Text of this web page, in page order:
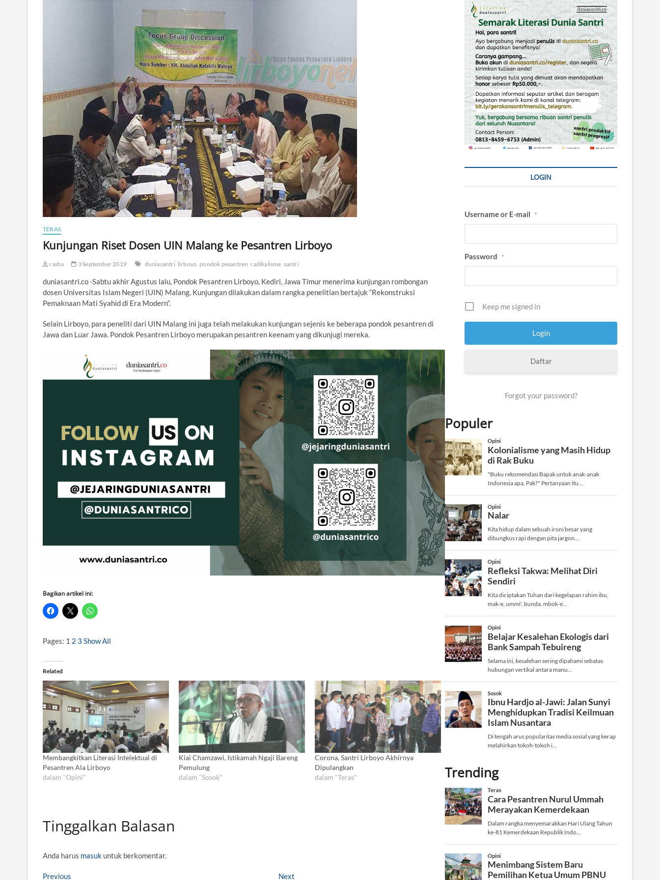
TERAS
Kunjungan Riset Dosen UIN Malang ke Pesantren Lirboyo
rasha 3 September 2019 duniasantri lirboyo pondok pesantren radikalisme santri
duniasantri.co -Sabtu akhir Agustus lalu, Pondok Pesantren Lirboyo, Kediri, Jawa Timur menerima kunjungan rombongan
dosen Universitas Islam Negeri (UIN) Malang. Kunjungan dilakukan dalam rangka penelitian bertajuk “Rekonstruksi
Pemaknaan Mati Syahid di Era Modern”.
Selain Lirboyo, para peneliti dari UIN Malang ini juga telah melakukan kunjungan sejenis ke beberapa pondok pesantren di
Jawa dan Luar Jawa. Pondok Pesantren Lirboyo merupakan pesantren keenam yang dikunjugi mereka.
Bagikan artikel ini:
Pages: 1 2 3 Show All
Related
Membangkitkan Literasi Intelektual di
Pesantren Ala Lirboyo
dalam "Opini"
Kiai Chamzawi, Istikamah Ngaji Bareng
Pemulung
dalam "Sosok"
Corona, Santri Lirboyo Akhirnya
Dipulangkan
dalam "Teras"
Tinggalkan Balasan
Anda harus masuk untuk berkomentar.
Previous Next
LOGIN
Username or E-mail *
Password *
Keep me signed in
Daftar
Forgot your password?
Populer
Trending